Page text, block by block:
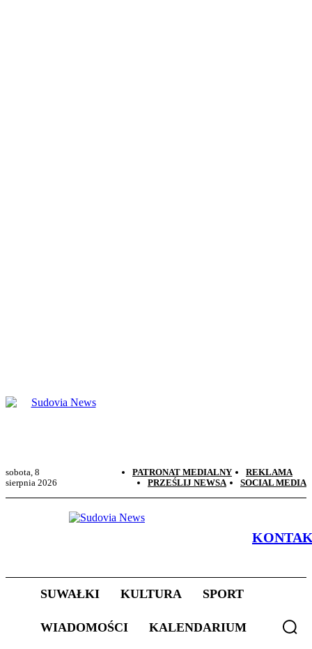
sobota, 8
sierpnia 2026
PATRONAT MEDIALNY
REKLAMA
PRZEŚLIJ NEWSA
SOCIAL MEDIA
SUWAŁKI KULTURA SPORT
WIADOMOŚCI KALENDARIUM